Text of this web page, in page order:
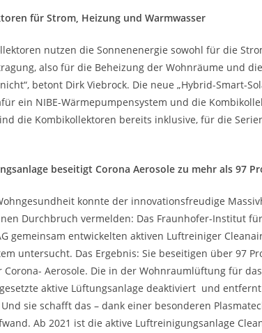
für Strom, Heizung und Warmwasser
nutzen die Sonnenenergie sowohl für die
also für die Beheizung der Wohnräume und
betont Dirk Viebrock. Die neue „Hybrid-Smart-
ein NIBE-Wärmepumpensystem und die
die Kombikollektoren bereits inklusive, für die
beseitigt Corona Aerosole zu mehr als 97
konnte der innovationsfreudige
Durchbruch vermelden: Das Fraunhofer-Institut
gemeinsam entwickelten aktiven Luftreiniger
untersucht. Das Ergebnis: Sie beseitigen über 97
Corona- Aerosole. Die in der Wohnraumlüftung für
aktive Lüftungsanlage deaktiviert und
Und sie schafft das – dank einer besonderen
Ab 2021 ist die aktive Luftreinigungsanlage